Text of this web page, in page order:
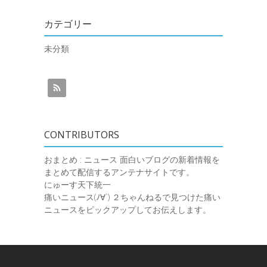
カテゴリー
未分類
CONTRIBUTORS
おまとめ : ニュース 面白いブログの新着情報を
まとめて配信するアンテナサイトです。
にゅーす天下統一
痛いニュース(ﾉ∀`) ２ちゃんねるで見つけた痛い
ニュースをピックアップしてお伝えします。